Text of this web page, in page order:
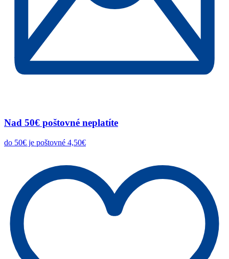
Nad 50€ poštovné neplatíte
do 50€ je poštovné 4,50€